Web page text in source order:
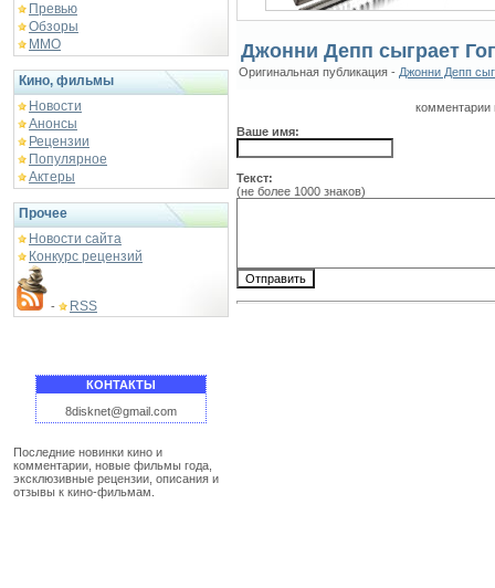
Превью
Обзоры
ММО
Кино, фильмы
Новости
Анонсы
Рецензии
Популярное
Актеры
Прочее
Новости сайта
Конкурс рецензий
- RSS
КОНТАКТЫ
8disknet@gmail.com
Последние новинки кино и
комментарии, новые фильмы года,
эксклюзивные рецензии, описания и
отзывы к кино-фильмам.
Джонни Депп сыграет
Оригинальная публикация - Джонни Депп
комментарии
Ваше имя:
Текст:
(не более 1000 знаков)